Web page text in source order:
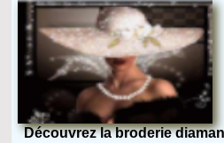
Découvrez la broderie